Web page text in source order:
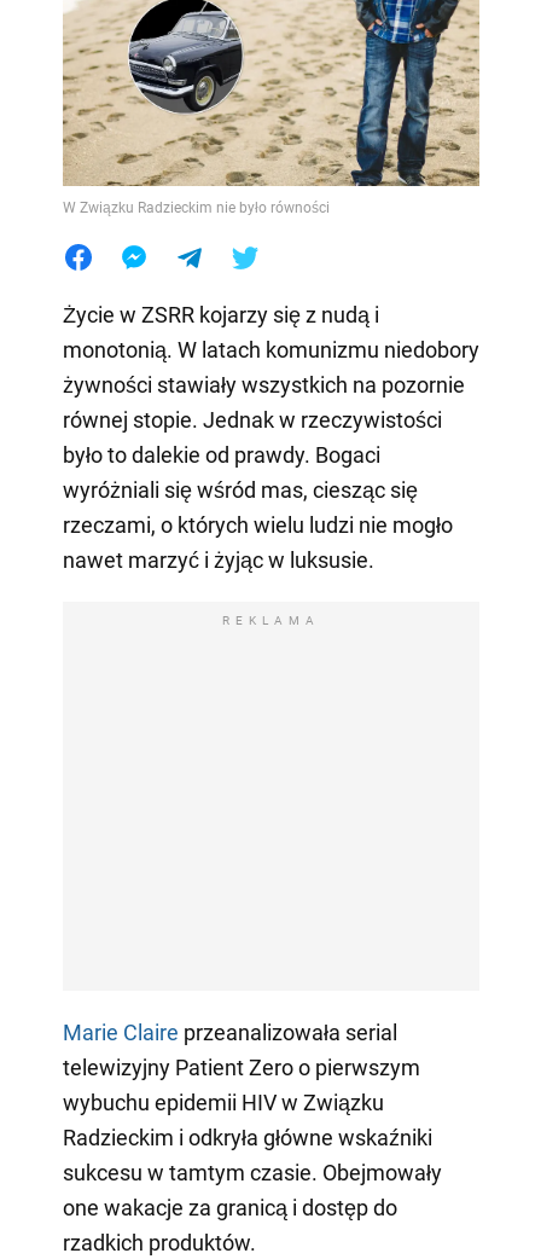
W Związku Radzieckim nie było równości
Życie w ZSRR kojarzy się z nudą i
monotonią. W latach komunizmu niedobory
żywności stawiały wszystkich na pozornie
równej stopie. Jednak w rzeczywistości
było to dalekie od prawdy. Bogaci
wyróżniali się wśród mas, ciesząc się
rzeczami, o których wielu ludzi nie mogło
nawet marzyć i żyjąc w luksusie.
REKLAMA
Marie Claire przeanalizowała serial
telewizyjny Patient Zero o pierwszym
wybuchu epidemii HIV w Związku
Radzieckim i odkryła główne wskaźniki
sukcesu w tamtym czasie. Obejmowały
one wakacje za granicą i dostęp do
rzadkich produktów.